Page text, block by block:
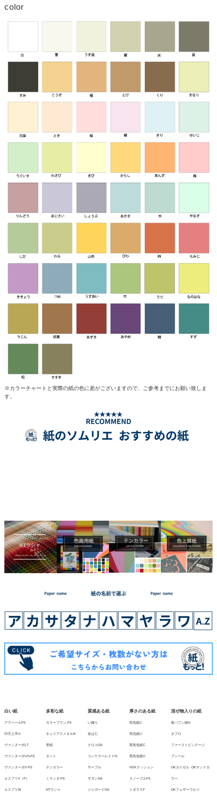
color
※カラーチャートと実際の紙の色に差がございますので、ご参考までにお願い致しま
す。
白い紙
アラベールFS
印字上手IJ
ヴァンヌーボLT
ヴァンヌーボVG-FS
ヴァンヌーボV-FS
エスプリV（F）
エスプリW
多彩な紙
カラープラン-FS
キュリアスメタルN
里紙
タント
テンカラー
ミランダ-FS
NTラシャ
質感ある紙
い織り
岩はだ
クロコGA
コンケラーレイドN
サーブル
サガンGA
ジャガードGA
厚さのある紙
気包紙C
気包紙U
黒気包紙C
黒気包紙U
HSKクッション
スノーブルFS
トポラスF
混ぜ物入りの紙
新バフン紙N
タブロ
ファーストビンテージ
ブンペル
OKカイゼル OKサンドカ
ラー
OKフェザーワルツ